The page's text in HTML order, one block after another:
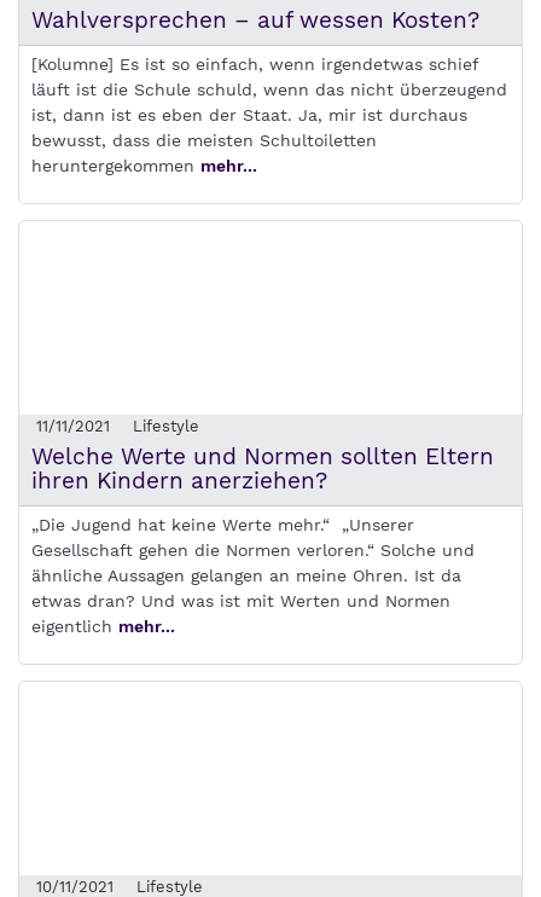
Wahlversprechen – auf wessen Kosten?
[Kolumne] Es ist so einfach, wenn irgendetwas schief
läuft ist die Schule schuld, wenn das nicht überzeugend
ist, dann ist es eben der Staat. Ja, mir ist durchaus
bewusst, dass die meisten Schultoiletten
heruntergekommen mehr...
11/11/2021 Lifestyle
Welche Werte und Normen sollten Eltern
ihren Kindern anerziehen?
„Die Jugend hat keine Werte mehr.“ „Unserer
Gesellschaft gehen die Normen verloren.“ Solche und
ähnliche Aussagen gelangen an meine Ohren. Ist da
etwas dran? Und was ist mit Werten und Normen
eigentlich mehr...
10/11/2021 Lifestyle